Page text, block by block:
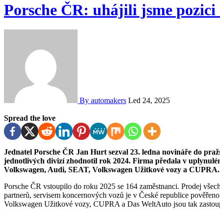
Porsche ČR: uhájili jsme
By automakers Led 24, 2025
Spread the love
Jednatel Porsche ČR Jan Hurt sezval 23. ledna novináře do pražského restaurantu FUZE, aby společně se šéfy
jednotlivých divizí zhodnotil rok 2024. Firma předala v
Volkswagen, Audi, SEAT, Volkswagen Užitkové vozy a CUPRA.
Porsche ČR vstoupilo do roku 2025 se 164 zaměstnanci. Prodej
partnerů, servisem koncernových vozů je v České republice
Volkswagen Užitkové vozy, CUPRA a Das WeltAuto jsou tak